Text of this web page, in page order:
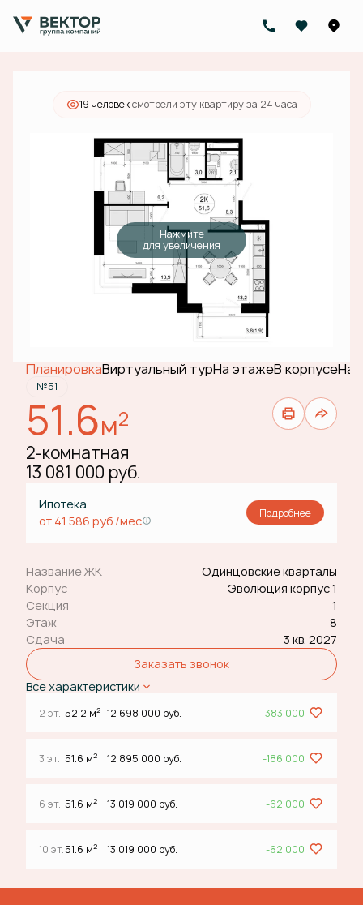
2-комнатная 13 081 000 руб.
Ипотекаот 41 586 руб./мес.
19 человексмотрели эту квартиру за 24 часа
Нажмите
для увеличения
ПланировкаВиртуальный турНа этажеВ корпусеНа
№51
51.6м2
2-комнатная
13 081 000 руб.
Ипотека
от 41 586 руб./мес
Подробнее
Название ЖК
Одинцовские кварталы
Корпус
Эволюция корпус 1
Секция
1
Этаж
8
Сдача
3 кв. 2027
Заказать звонок
Все характеристики
2 эт. 52.2 м2 12 698 000 руб. -383 000
3 эт. 51.6 м2 12 895 000 руб. -186 000
6 эт. 51.6 м2 13 019 000 руб. -62 000
10 эт.51.6 м2 13 019 000 руб. -62 000